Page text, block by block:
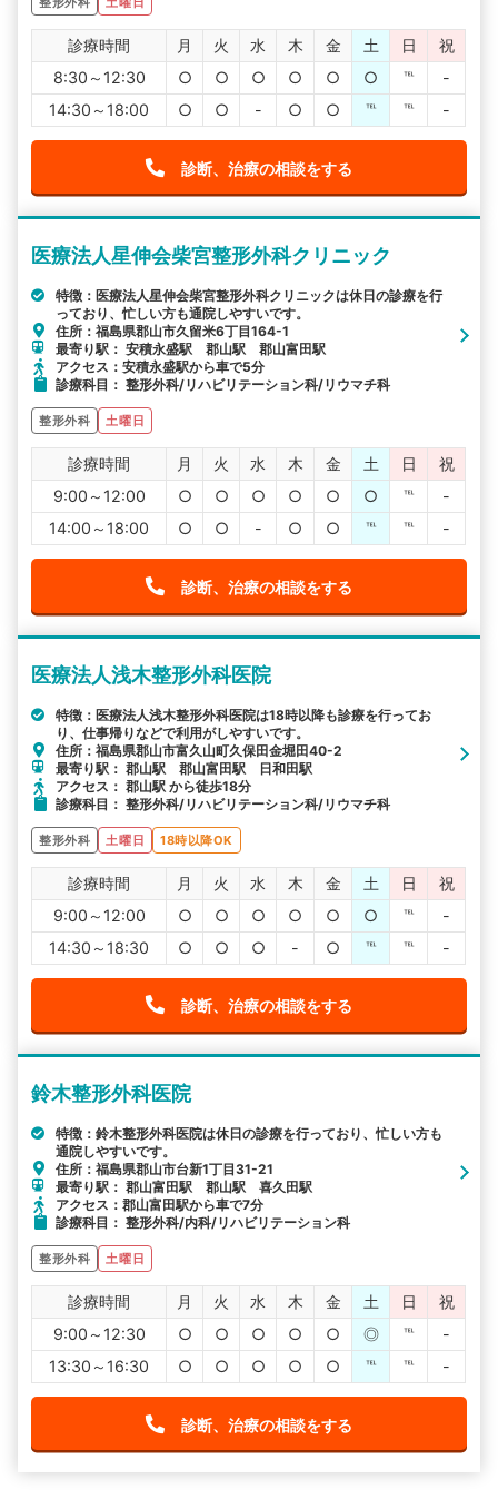
診療時間 月 火 水 木 金 土 日
祝
8:30～12:30
○ ○ ○ ○ ○ ○ ℡
-
14:30～18:00
○ ○ - ○ ○ ℡ ℡ -
診断、治療の相談をする
医療法人星伸会柴宮整形外科クリニック
特徴：医療法人星伸会柴宮整形外科クリニックは休日の診療を行
っており、忙しい方も通院しやすいです。
住所：福島県郡山市久留米6丁目164-1
最寄り駅： 安積永盛駅 郡山駅 郡山富田駅
アクセス：安積永盛駅から車で5分
診療科目： 整形外科/リハビリテーション科/リウマチ科
整形外科 土曜日
診療時間 月 火 水 木 金 土 日
祝
9:00～12:00
○ ○ ○ ○ ○ ○ ℡
-
14:00～18:00
○ ○ - ○ ○ ℡ ℡ -
診断、治療の相談をする
医療法人浅木整形外科医院
特徴：医療法人浅木整形外科医院は18時以降も診療を行ってお
り、仕事帰りなどで利用がしやすいです。
住所：福島県郡山市富久山町久保田金堀田40-2
最寄り駅： 郡山駅 郡山富田駅 日和田駅
アクセス： 郡山駅 から徒歩18分
診療科目： 整形外科/リハビリテーション科/リウマチ科
整形外科 土曜日 18時以降OK
診療時間 月 火 水 木 金 土 日
祝
9:00～12:00
○ ○ ○ ○ ○ ○ ℡
-
14:30～18:30
○ ○ ○ - ○ ℡ ℡ -
診断、治療の相談をする
鈴木整形外科医院
特徴：鈴木整形外科医院は休日の診療を行っており、忙しい方も
通院しやすいです。
住所：福島県郡山市台新1丁目31-21
最寄り駅： 郡山富田駅 郡山駅 喜久田駅
アクセス：郡山富田駅から車で7分
診療科目： 整形外科/内科/リハビリテーション科
整形外科 土曜日
診療時間 月 火 水 木 金 土 日
祝
9:00～12:30
○ ○ ○ ○ ○ ◎ ℡
-
13:30～16:30
○ ○ ○ ○ ○ ℡ ℡ -
診断、治療の相談をする